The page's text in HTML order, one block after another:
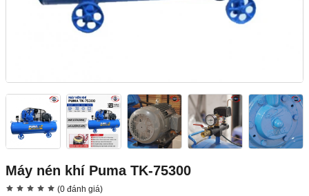
Máy nén khí Puma TK-75300
(0 đánh giá)